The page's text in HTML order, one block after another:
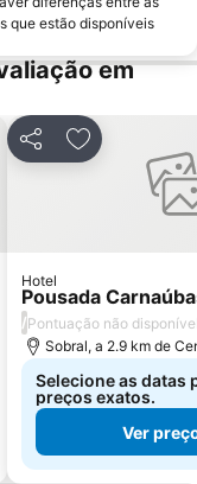
que estão disponíveis
em
PartilharAdicionar
Hotel
Pousada
/Pontuação não
Sobral, a 2.9 km de
Selecione as datas
preços exatos.
Ver